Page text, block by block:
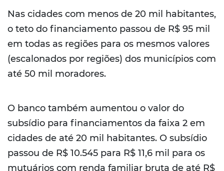
Nas cidades com menos de 20 mil habitantes,
o teto do financiamento passou de R$ 95 mil
em todas as regiões para os mesmos valores
(escalonados por regiões) dos municípios com
até 50 mil moradores.
O banco também aumentou o valor do
subsídio para financiamentos da faixa 2 em
cidades de até 20 mil habitantes. O subsídio
passou de R$ 10.545 para R$ 11,6 mil para os
mutuários com renda familiar bruta de até R$